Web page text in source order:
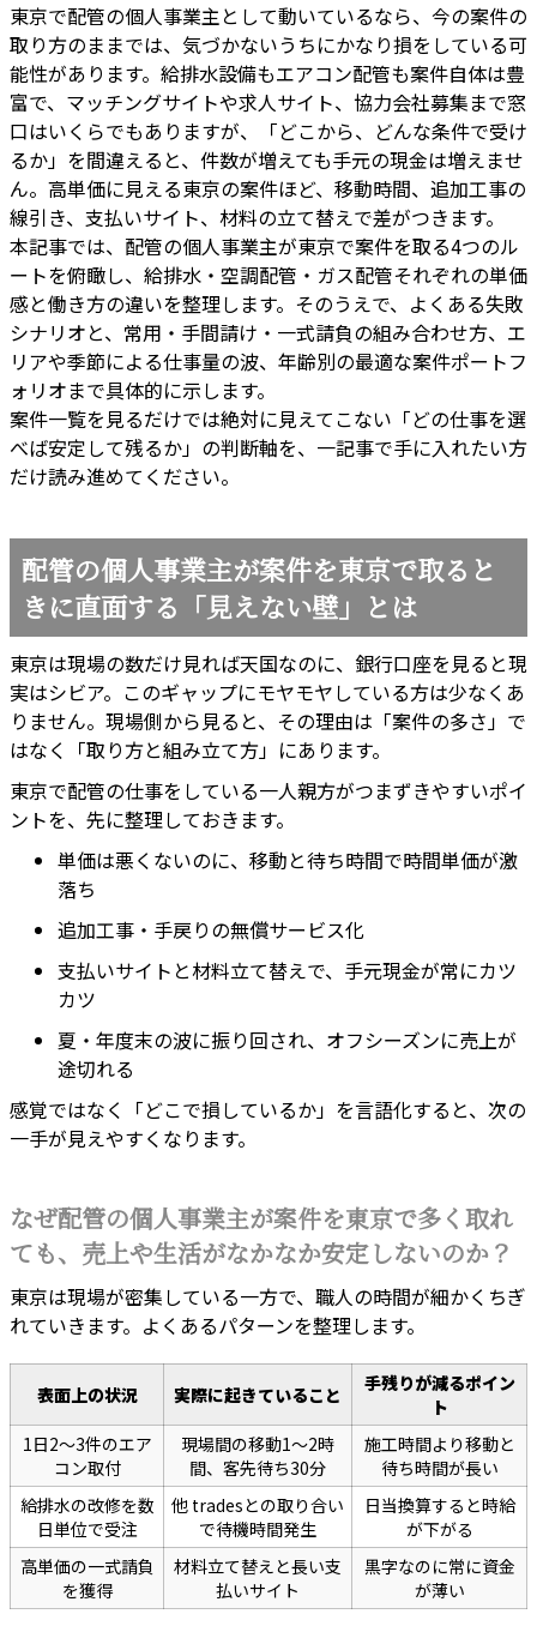
東京で配管の個人事業主として動いているなら、今の案件の
取り方のままでは、気づかないうちにかなり損をしている可
能性があります。給排水設備もエアコン配管も案件自体は豊
富で、マッチングサイトや求人サイト、協力会社募集まで窓
口はいくらでもありますが、「どこから、どんな条件で受け
るか」を間違えると、件数が増えても手元の現金は増えませ
ん。高単価に見える東京の案件ほど、移動時間、追加工事の
線引き、支払いサイト、材料の立て替えで差がつきます。
本記事では、配管の個人事業主が東京で案件を取る4つのル
ートを俯瞰し、給排水・空調配管・ガス配管それぞれの単価
感と働き方の違いを整理します。そのうえで、よくある失敗
シナリオと、常用・手間請け・一式請負の組み合わせ方、エ
リアや季節による仕事量の波、年齢別の最適な案件ポートフ
ォリオまで具体的に示します。
案件一覧を見るだけでは絶対に見えてこない「どの仕事を選
べば安定して残るか」の判断軸を、一記事で手に入れたい方
だけ読み進めてください。
配管の個人事業主が案件を東京で取ると
きに直面する「見えない壁」とは
東京は現場の数だけ見れば天国なのに、銀行口座を見ると現
実はシビア。このギャップにモヤモヤしている方は少なくあ
りません。現場側から見ると、その理由は「案件の多さ」で
はなく「取り方と組み立て方」にあります。
東京で配管の仕事をしている一人親方がつまずきやすいポイ
ントを、先に整理しておきます。
単価は悪くないのに、移動と待ち時間で時間単価が激
落ち
追加工事・手戻りの無償サービス化
支払いサイトと材料立て替えで、手元現金が常にカツ
カツ
夏・年度末の波に振り回され、オフシーズンに売上が
途切れる
感覚ではなく「どこで損しているか」を言語化すると、次の
一手が見えやすくなります。
なぜ配管の個人事業主が案件を東京で多く取れ
ても、売上や生活がなかなか安定しないのか？
東京は現場が密集している一方で、職人の時間が細かくちぎ
れていきます。よくあるパターンを整理します。
表面上の状況 実際に起きていること
手残りが減るポイン
ト
1日2〜3件のエア
コン取付
現場間の移動1〜2時
間、客先待ち30分
施工時間より移動と
待ち時間が長い
給排水の改修を数
日単位で受注
他 tradesとの取り合い
で待機時間発生
日当換算すると時給
が下がる
高単価の一式請負
を獲得
材料立て替えと長い支
払いサイト
黒字なのに常に資金
が薄い